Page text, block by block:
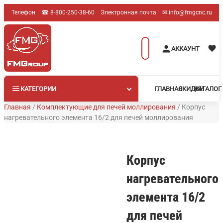
Перейти
к
содержимому
Телефон ☎︎ 8-800-250-38-60 Электронная почта ✉︎ info@fmgcnc.ru
Поиск
товаров
АККАУНТ
КАТЕГОРИИ ГЛАВНАЯ КАТАЛОГ
СКИДКИ
Главная / Комплектующие для печей моллирования / Корпус
нагревательного элемента 16/2 для печей моллирования
Корпус
нагревательного
элемента 16/2
для печей